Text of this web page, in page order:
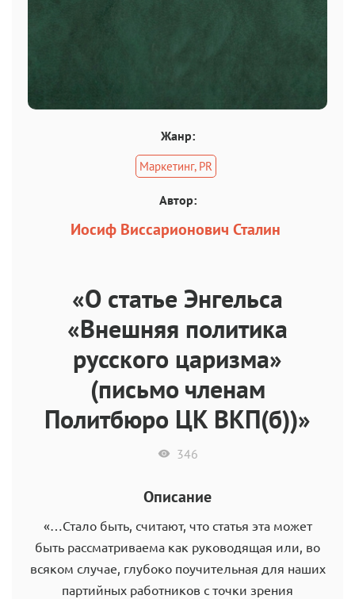
Жанр:
Маркетинг, PR
Автор:
Иосиф Виссарионович Сталин
«О статье Энгельса
«Внешняя политика
русского царизма»
(письмо членам
Политбюро ЦК ВКП(б))»
346
Описание
«…Стало быть, считают, что статья эта может
быть рассматриваема как руководящая или, во
всяком случае, глубоко поучительная для наших
партийных работников с точки зрения